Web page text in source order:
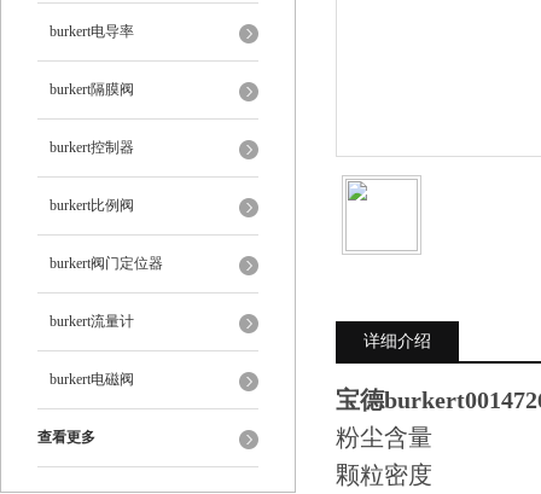
burkert电导率
burkert隔膜阀
burkert控制器
burkert比例阀
burkert阀门定位器
burkert流量计
burkert电磁阀
查看更多
详细介绍
宝德
粉尘含量
颗粒密度